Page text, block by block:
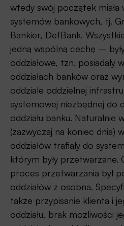
wtedy swój początek miała
systemów bankowych, tj.
Bankier, DefBank.
jedną wspólną cechę –
oddziałowe, tzn. posiadały
oddziałach banków oraz
oddziale oddzielnej
systemowej niezbędnej do
oddziału banku. Naturalnie
(zazwyczaj na koniec dnia)
oddziałów trafiały do
którym były przetwarzane.
proces przetwarzania był
oddziałów z osobna.
także przypisanie klienta i
oddziału, brak możliwości